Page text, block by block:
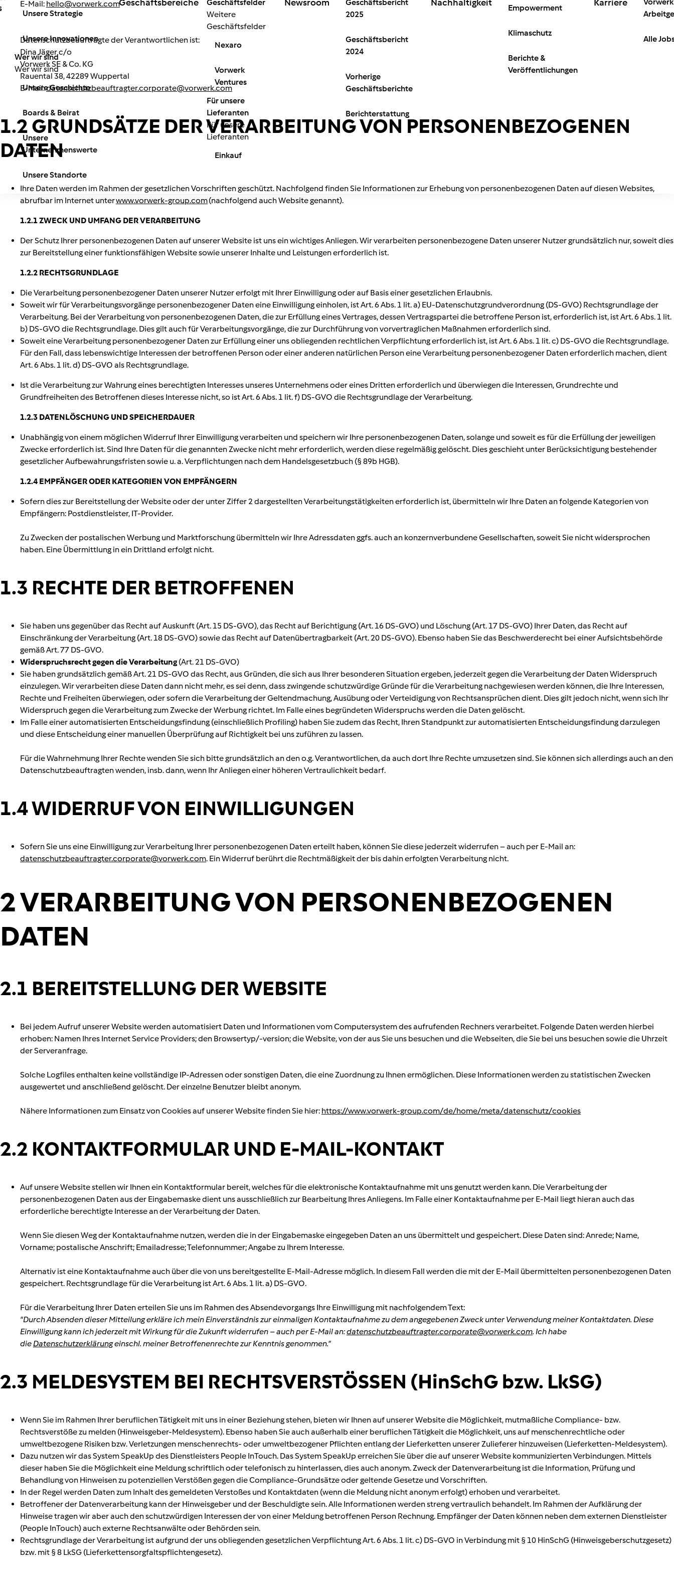
Unsere Strategie
Unsere Innovationen
Wer wir sind
Wer wir sind
Unsere Geschichte
Boards & Beirat
Unsere
Unternehmenswerte
Unsere Standorte
Geschäftsbereiche
Geschäftsfelder
Weitere
Geschäftsfelder
Nexaro
Vorwerk
Ventures
Für unsere
Lieferanten
Für unsere
Lieferanten
Einkauf
Newsroom
Geschäftsbericht
2025
Geschäftsbericht
2024
Vorherige
Geschäftsberichte
Berichterstattung
Nachhaltigkeit
Empowerment
Klimaschutz
Berichte &
Veröffentlichungen
Karriere
Alle
E-Mail: hello@vorwerk.com
Datenschutzbeauftragte der Verantwortlichen ist:
Dina Jägerc/o
Vorwerk SE & Co. KG
Rauental 38, 42289 Wuppertal
E-Mail:datenschutzbeauftragter.corporate@vorwerk.com
1.2 GRUNDSÄTZE DER VERARBEITUNG VON PERSONENBEZOGENEN
DATEN
Ihre Daten werden im Rahmen der gesetzlichen Vorschriften geschützt. Nachfolgend finden Sie Informationen zur Erhebung von personenbezogenen Daten auf diesen Websites,
abrufbar im Internet unterwww.vorwerk-group.com(nachfolgend auch Website genannt).
1.2.1 ZWECK UND UMFANG DER VERARBEITUNG
Der Schutz Ihrer personenbezogenen Daten auf unserer Website ist uns ein wichtiges Anliegen. Wir verarbeiten personenbezogene Daten unserer Nutzer grundsätzlich nur, soweit dies
zur Bereitstellung einer funktionsfähigen Website sowie unserer Inhalte und Leistungen erforderlich ist.
1.2.2 RECHTSGRUNDLAGE
Die Verarbeitung personenbezogener Daten unserer Nutzer erfolgt mit Ihrer Einwilligung oder auf Basis einer gesetzlichen Erlaubnis.
Soweit wir für Verarbeitungsvorgänge personenbezogener Daten eine Einwilligung einholen, ist Art. 6 Abs. 1 lit. a) EU-Datenschutzgrundverordnung (DS-GVO) Rechtsgrundlage der
Verarbeitung. Bei der Verarbeitung von personenbezogenen Daten, die zur Erfüllung eines Vertrages, dessen Vertragspartei die betroffene Person ist, erforderlich ist, ist Art. 6 Abs. 1 lit.
b) DS-GVO die Rechtsgrundlage. Dies gilt auch für Verarbeitungsvorgänge, die zur Durchführung von vorvertraglichen Maßnahmen erforderlich sind.
Soweit eine Verarbeitung personenbezogener Daten zur Erfüllung einer uns obliegenden rechtlichen Verpflichtung erforderlich ist, ist Art. 6 Abs. 1 lit. c) DS-GVO die Rechtsgrundlage.
Für den Fall, dass lebenswichtige Interessen der betroffenen Person oder einer anderen natürlichen Person eine Verarbeitung personenbezogener Daten erforderlich machen, dient
Art. 6 Abs. 1 lit. d) DS-GVO als Rechtsgrundlage.
Ist die Verarbeitung zur Wahrung eines berechtigten Interesses unseres Unternehmens oder eines Dritten erforderlich und überwiegen die Interessen, Grundrechte und
Grundfreiheiten des Betroffenen dieses Interesse nicht, so ist Art. 6 Abs. 1 lit. f) DS-GVO die Rechtsgrundlage der Verarbeitung.
1.2.3 DATENLÖSCHUNG UND SPEICHERDAUER
Unabhängig von einem möglichen Widerruf Ihrer Einwilligung verarbeiten und speichern wir Ihre personenbezogenen Daten, solange und soweit es für die Erfüllung der jeweiligen
Zwecke erforderlich ist. Sind Ihre Daten für die genannten Zwecke nicht mehr erforderlich, werden diese regelmäßig gelöscht. Dies geschieht unter Berücksichtigung bestehender
gesetzlicher Aufbewahrungsfristen sowie u. a. Verpflichtungen nach dem Handelsgesetzbuch (§ 89b HGB).
1.2.4 EMPFÄNGER ODER KATEGORIEN VON EMPFÄNGERN
Sofern dies zur Bereitstellung der Website oder der unter Ziffer 2 dargestellten Verarbeitungstätigkeiten erforderlich ist, übermitteln wir Ihre Daten an folgende Kategorien von
Empfängern: Postdienstleister, IT-Provider.
Zu Zwecken der postalischen Werbung und Marktforschung übermitteln wir Ihre Adressdaten ggfs. auch an konzernverbundene Gesellschaften, soweit Sie nicht widersprochen
haben. Eine Übermittlung in ein Drittland erfolgt nicht.
1.3 RECHTE DER BETROFFENEN
Sie haben uns gegenüber das Recht auf Auskunft (Art. 15 DS-GVO), das Recht auf Berichtigung (Art. 16 DS-GVO) und Löschung (Art. 17 DS-GVO) Ihrer Daten, das Recht auf
Einschränkung der Verarbeitung (Art. 18 DS-GVO) sowie das Recht auf Datenübertragbarkeit (Art. 20 DS-GVO). Ebenso haben Sie das Beschwerderecht bei einer Aufsichtsbehörde
gemäß Art. 77 DS-GVO.
Widerspruchsrecht gegen die Verarbeitung (Art. 21 DS-GVO)
Sie haben grundsätzlich gemäß Art. 21 DS-GVO das Recht, aus Gründen, die sich aus Ihrer besonderen Situation ergeben, jederzeit gegen die Verarbeitung der Daten Widerspruch
einzulegen. Wir verarbeiten diese Daten dann nicht mehr, es sei denn, dass zwingende schutzwürdige Gründe für die Verarbeitung nachgewiesen werden können, die Ihre Interessen,
Rechte und Freiheiten überwiegen, oder sofern die Verarbeitung der Geltendmachung, Ausübung oder Verteidigung von Rechtsansprüchen dient. Dies gilt jedoch nicht, wenn sich Ihr
Widerspruch gegen die Verarbeitung zum Zwecke der Werbung richtet. Im Falle eines begründeten Widerspruchs werden die Daten gelöscht.
Im Falle einer automatisierten Entscheidungsfindung (einschließlich Profiling) haben Sie zudem das Recht, Ihren Standpunkt zur automatisierten Entscheidungsfindung darzulegen
und diese Entscheidung einer manuellen Überprüfung auf Richtigkeit bei uns zuführen zu lassen.
Für die Wahrnehmung Ihrer Rechte wenden Sie sich bitte grundsätzlich an den o.g. Verantwortlichen, da auch dort Ihre Rechte umzusetzen sind. Sie können sich allerdings auch an den
Datenschutzbeauftragten wenden, insb. dann, wenn Ihr Anliegen einer höheren Vertraulichkeit bedarf.
1.4 WIDERRUF VON EINWILLIGUNGEN
Sofern Sie uns eine Einwilligung zur Verarbeitung Ihrer personenbezogenen Daten erteilt haben, können Sie diese jederzeit widerrufen – auch per E-Mail an:
datenschutzbeauftragter.corporate@vorwerk.com. Ein Widerruf berührt die Rechtmäßigkeit der bis dahin erfolgten Verarbeitung nicht.
2 VERARBEITUNG VON PERSONENBEZOGENEN
DATEN
2.1 BEREITSTELLUNG DER WEBSITE
Bei jedem Aufruf unserer Website werden automatisiert Daten und Informationen vom Computersystem des aufrufenden Rechners verarbeitet. Folgende Daten werden hierbei
erhoben: Namen Ihres Internet Service Providers; den Browsertyp/-version; die Website, von der aus Sie uns besuchen und die Webseiten, die Sie bei uns besuchen sowie die Uhrzeit
der Serveranfrage.
Solche Logfiles enthalten keine vollständige IP-Adressen oder sonstigen Daten, die eine Zuordnung zu Ihnen ermöglichen. Diese Informationen werden zu statistischen Zwecken
ausgewertet und anschließend gelöscht. Der einzelne Benutzer bleibt anonym.
Nähere Informationen zum Einsatz von Cookies auf unserer Website finden Sie hier: https://www.vorwerk-group.com/de/home/meta/datenschutz/cookies
2.2 KONTAKTFORMULAR UND E-MAIL-KONTAKT
Auf unsere Website stellen wir Ihnen ein Kontaktformular bereit, welches für die elektronische Kontaktaufnahme mit uns genutzt werden kann. Die Verarbeitung der
personenbezogenen Daten aus der Eingabemaske dient uns ausschließlich zur Bearbeitung Ihres Anliegens. Im Falle einer Kontaktaufnahme per E-Mail liegt hieran auch das
erforderliche berechtigte Interesse an der Verarbeitung der Daten.
Wenn Sie diesen Weg der Kontaktaufnahme nutzen, werden die in der Eingabemaske eingegeben Daten an uns übermittelt und gespeichert. Diese Daten sind: Anrede; Name,
Vorname; postalische Anschrift; Emailadresse; Telefonnummer; Angabe zu Ihrem Interesse.
Alternativ ist eine Kontaktaufnahme auch über die von uns bereitgestellte E-Mail-Adresse möglich. In diesem Fall werden die mit der E-Mail übermittelten personenbezogenen Daten
gespeichert. Rechtsgrundlage für die Verarbeitung ist Art. 6 Abs. 1 lit. a) DS-GVO.
Für die Verarbeitung Ihrer Daten erteilen Sie uns im Rahmen des Absendevorgangs Ihre Einwilligung mit nachfolgendem Text:
"Durch Absenden dieser Mitteilung erkläre ich mein Einverständnis zur einmaligen Kontaktaufnahme zu dem angegebenen Zweck unter Verwendung meiner Kontaktdaten. Diese
Einwilligung kann ich jederzeit mit Wirkung für die Zukunft widerrufen – auch per E-Mail an:datenschutzbeauftragter.corporate@vorwerk.com. Ich habe
die Datenschutzerklärungeinschl. meiner Betroffenenrechte zur Kenntnis genommen.“
2.3 MELDESYSTEM BEI RECHTSVERSTÖSSEN (HinSchG bzw. LkSG)
Wenn Sie im Rahmen Ihrer beruflichen Tätigkeit mit uns in einer Beziehung stehen, bieten wir Ihnen auf unserer Website die Möglichkeit, mutmaßliche Compliance- bzw.
Rechtsverstöße zu melden (Hinweisgeber-Meldesystem). Ebenso haben Sie auch außerhalb einer beruflichen Tätigkeit die Möglichkeit, uns auf menschenrechtliche oder
umweltbezogene Risiken bzw. Verletzungen menschenrechts- oder umweltbezogener Pflichten entlang der Lieferketten unserer Zulieferer hinzuweisen (Lieferketten-Meldesystem).
Dazu nutzen wir das System SpeakUp des Dienstleisters People InTouch. Das System SpeakUp erreichen Sie über die auf unserer Website kommunizierten Verbindungen. Mittels
dieser haben Sie die Möglichkeit eine Meldung schriftlich oder telefonisch zu hinterlassen, dies auch anonym. Zweck der Datenverarbeitung ist die Information, Prüfung und
Behandlung von Hinweisen zu potenziellen Verstößen gegen die Compliance-Grundsätze oder geltende Gesetze und Vorschriften.
In der Regel werden Daten zum Inhalt des gemeldeten Verstoßes und Kontaktdaten (wenn die Meldung nicht anonym erfolgt) erhoben und verarbeitet.
Betroffener der Datenverarbeitung kann der Hinweisgeber und der Beschuldigte sein. Alle Informationen werden streng vertraulich behandelt. Im Rahmen der Aufklärung der
Hinweise tragen wir aber auch den schutzwürdigen Interessen der von einer Meldung betroffenen Person Rechnung. Empfänger der Daten können neben dem externen Dienstleister
(People InTouch) auch externe Rechtsanwälte oder Behörden sein.
Rechtsgrundlage der Verarbeitung ist aufgrund der uns obliegenden gesetzlichen Verpflichtung Art. 6 Abs. 1 lit. c) DS-GVO in Verbindung mit § 10 HinSchG (Hinweisgeberschutzgesetz)
bzw. mit § 8 LkSG (Lieferkettensorgfaltspflichtengesetz).